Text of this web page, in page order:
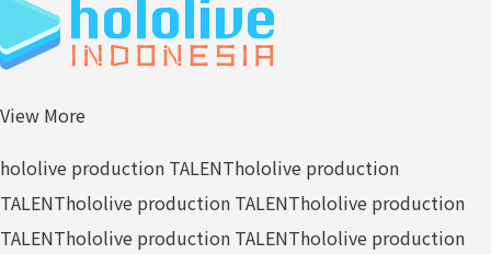
View More
hololive production TALENThololive production
TALENThololive production TALENThololive production
TALENThololive production TALENThololive production